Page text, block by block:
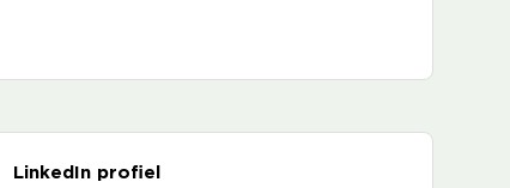
LinkedIn profiel